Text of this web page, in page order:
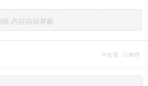
内容自动屏蔽
倒序
全部